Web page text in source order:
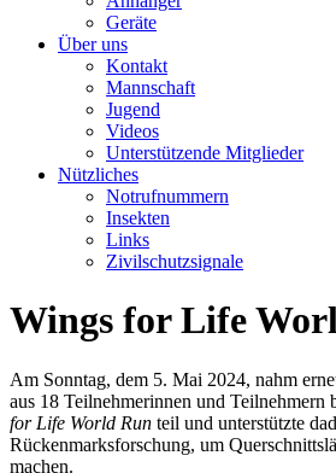
Geräte
Über uns
Kontakt
Mannschaft
Jugend
Videos
Unterstützende Mitglieder
Nützliches
Notrufnummern
Insekten
Links
Zivilschutzsignale
Wings for Life
Am Sonntag, dem 5. Mai 2024, nahm
aus 18 Teilnehmerinnen und Teilnehmern
for Life World Run teil und unterstützte
Rückenmarksforschung, um
machen.